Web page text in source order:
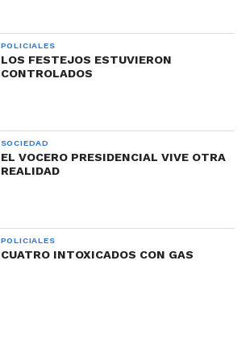
POLICIALES
LOS FESTEJOS ESTUVIERON
CONTROLADOS
SOCIEDAD
EL VOCERO PRESIDENCIAL VIVE OTRA
REALIDAD
POLICIALES
CUATRO INTOXICADOS CON GAS